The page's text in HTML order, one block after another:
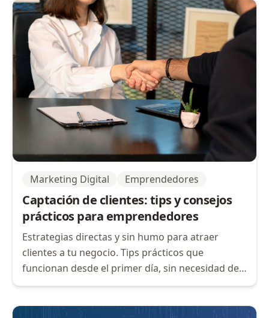
Marketing Digital Emprendedores
Captación de clientes: tips y consejos
prácticos para emprendedores
Estrategias directas y sin humo para atraer
clientes a tu negocio. Tips prácticos que
funcionan desde el primer día, sin necesidad de
presupuesto gigante.